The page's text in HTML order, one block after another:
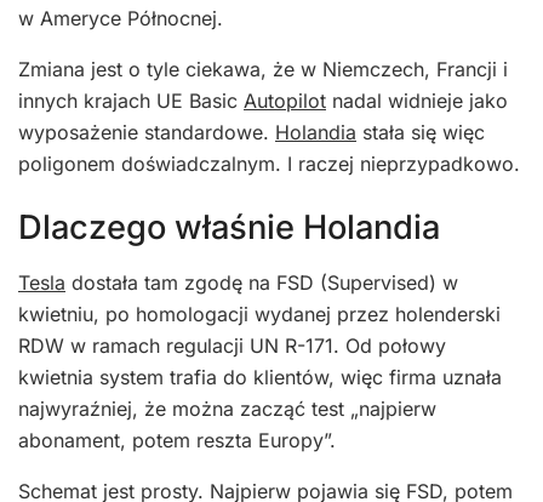
w Ameryce Północnej.
Zmiana jest o tyle ciekawa, że w Niemczech, Francji i
innych krajach UE Basic Autopilot nadal widnieje jako
wyposażenie standardowe. Holandia stała się więc
poligonem doświadczalnym. I raczej nieprzypadkowo.
Dlaczego właśnie Holandia
Tesla dostała tam zgodę na FSD (Supervised) w
kwietniu, po homologacji wydanej przez holenderski
RDW w ramach regulacji UN R-171. Od połowy
kwietnia system trafia do klientów, więc firma uznała
najwyraźniej, że można zacząć test „najpierw
abonament, potem reszta Europy”.
Schemat jest prosty. Najpierw pojawia się FSD, potem